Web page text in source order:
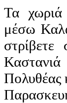
Τα χωριά
μέσω
Καστανιά
Πολυθέας